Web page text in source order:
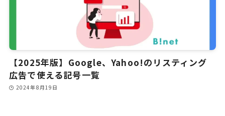
【2025年版】Google、Yahoo!のリスティング
広告で使える記号一覧
2024年8月19日